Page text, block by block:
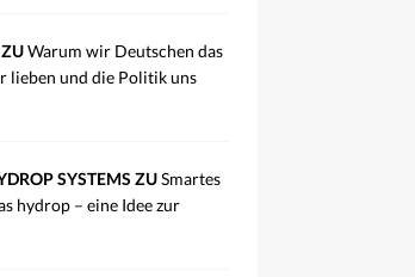
Warum wir Deutschen das
lieben und die Politik uns
SYSTEMS ZUSmartes
hydrop – eine Idee zur